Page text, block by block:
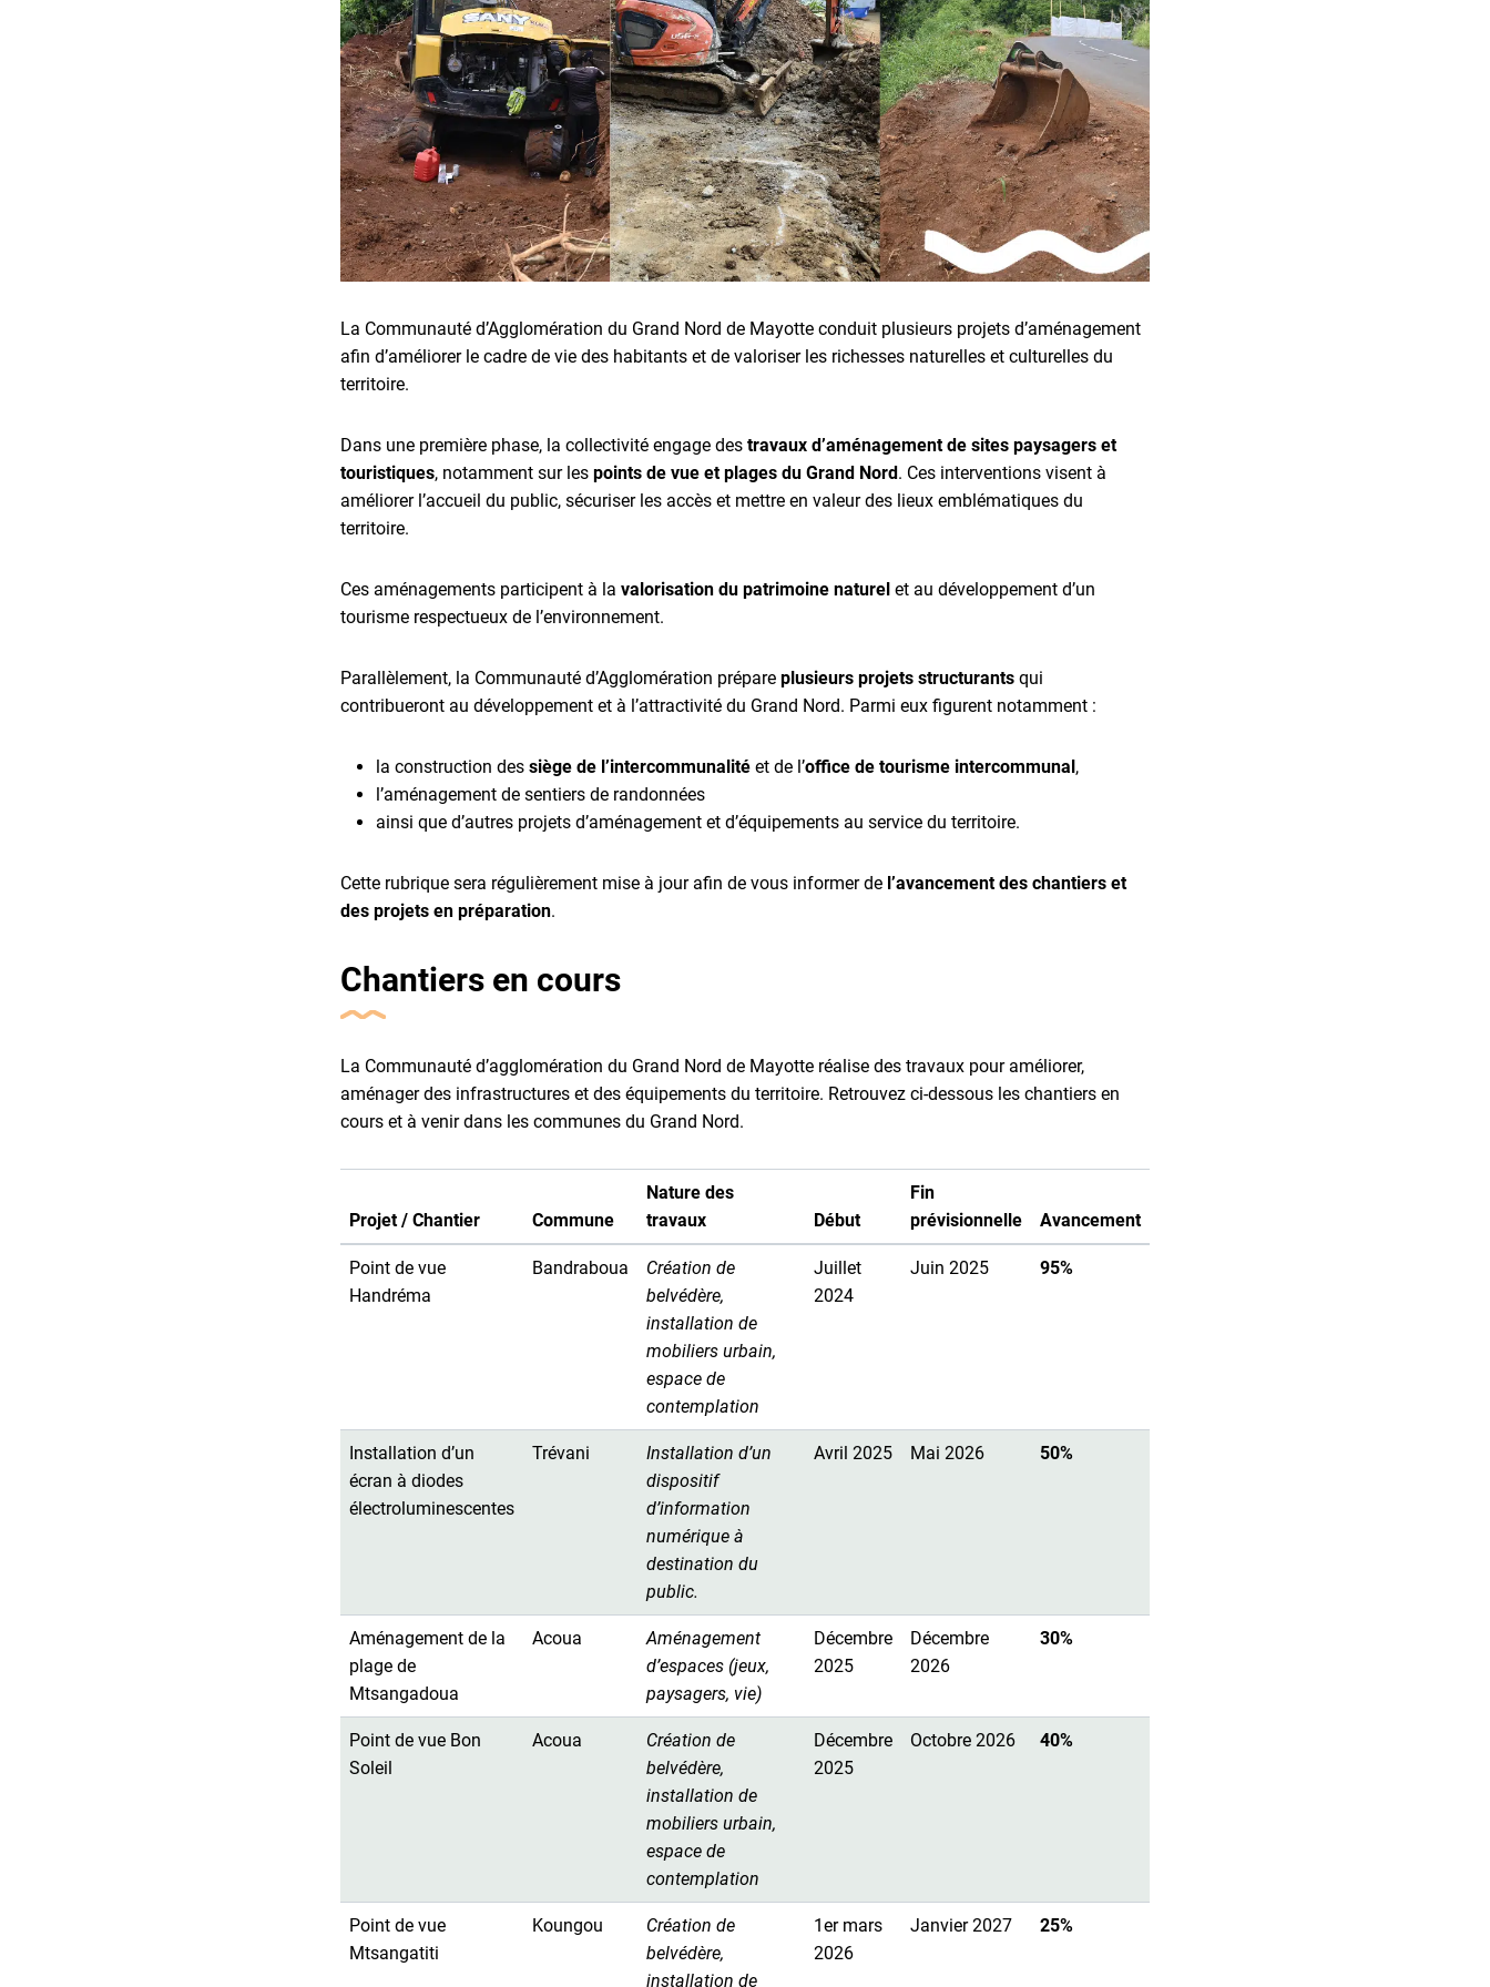
La Communauté d’Agglomération du Grand Nord de Mayotte conduit plusieurs projets d’aménagement
afin d’améliorer le cadre de vie des habitants et de valoriser les richesses naturelles et culturelles du
territoire.
Dans une première phase, la collectivité engage des travaux d’aménagement de sites paysagers et
touristiques, notamment sur les points de vue et plages du Grand Nord . Ces interventions visent à
améliorer l’accueil du public, sécuriser les accès et mettre en valeur des lieux emblématiques du
territoire.
Ces aménagements participent à la valorisation du patrimoine naturel et au développement d’un
tourisme respectueux de l’environnement.
Parallèlement, la Communauté d’Agglomération prépare plusieurs projets structurants qui
contribueront au développement et à l’attractivité du Grand Nord. Parmi eux figurent notamment :
la construction des siège de l’intercommunalité et de l’office de tourisme intercommunal ,
l’aménagement de sentiers de randonnées
ainsi que d’autres projets d’aménagement et d’équipements au service du territoire.
Cette rubrique sera régulièrement mise à jour afin de vous informer de l’avancement des chantiers et
des projets en préparation.
Chantiers en cours
La Communauté d’agglomération du Grand Nord de Mayotte réalise des travaux pour améliorer,
aménager des infrastructures et des équipements du territoire. Retrouvez ci-dessous les chantiers en
cours et à venir dans les communes du Grand Nord.
Projet / Chantier Commune
Nature des
travaux
Début
Fin
prévisionnelle
Avancement
Point de vue
Handréma
Bandraboua
Création de
belvédère,
installation de
mobiliers urbain,
espace de
contemplation
Juillet
2024
Juin 2025 95%
Installation d’un
écran à diodes
électroluminescentes
Trévani
Installation d’un
dispositif
d’information
numérique à
destination du
public.
Avril 2025 Mai 2026 50%
Aménagement de la
plage de
Mtsangadoua
Acoua
Aménagement
d’espaces (jeux,
paysagers, vie)
Décembre
2025
Décembre
2026
30%
Point de vue Bon
Soleil
Acoua
Création de
belvédère,
installation de
mobiliers urbain,
espace de
contemplation
Décembre
2025
Octobre 2026 40%
Point de vue
Mtsangatiti
Koungou
Création de
belvédère,
installation de
1er mars
2026
Janvier 2027 25%